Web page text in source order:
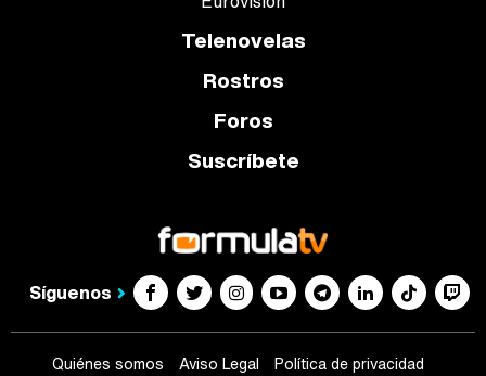
Telenovelas
Rostros
Foros
Suscríbete
Síguenos
Quiénes somos Aviso Legal Política de privacidad